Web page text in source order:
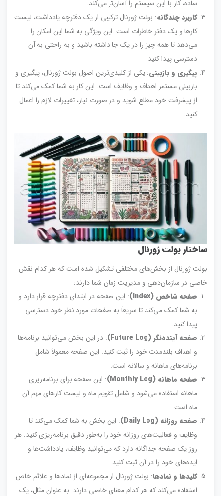
ساده، کار با این سیستم را آسان‌تر می‌کند.
کاربرد چندگانه: بولت ژورنال ترکیبی از یک دفترچه یادداشت، لیست
کارها و یک دفتر خاطرات است. این ویژگی به شما این امکان را
می‌دهد تا همه چیز را در یک جا داشته باشید و به راحتی به آن
دسترسی پیدا کنید.
پیگیری و بازبینی: یکی از کلیدی‌ترین اصول بولت ژورنال، پیگیری و
بازبینی مستمر اهداف و وظایف است. این کار به شما کمک می‌کند تا
از پیشرفت خود مطلع شوید و در صورت نیاز، تغییرات لازم را اعمال
کنید.
ساختار بولت ژورنال
بولت ژورنال از بخش‌های مختلفی تشکیل شده است که هر کدام نقش
خاصی در سازمان‌دهی و مدیریت زمان شما دارند:
صفحه شاخص (Index)
: این صفحه در ابتدای دفترچه قرار دارد و
به شما کمک می‌کند تا سریعاً به صفحات مورد نظر خود دسترسی
پیدا کنید.
صفحه آینده‌نگر (Future Log)
: در این بخش می‌توانید برنامه‌ها
و اهداف بلندمدت خود را ثبت کنید. این صفحه معمولاً شامل
برنامه‌های ماهانه و سالانه است.
صفحه ماهانه (Monthly Log)
: این صفحه برای برنامه‌ریزی
ماهانه استفاده می‌شود و شامل تقویم ماه و لیست کارهای مهم آن
ماه است.
صفحه روزانه (Daily Log)
: این بخش به شما کمک می‌کند تا
وظایف و فعالیت‌های روزانه خود را به‌طور دقیق برنامه‌ریزی کنید. هر
روز یک صفحه جداگانه دارد که می‌توانید وظایف، یادداشت‌ها و
ایده‌های خود را در آن ثبت کنید.
کلیدها و نمادها: بولت ژورنال از مجموعه‌ای از نمادها و علائم خاص
استفاده می‌کند که هر کدام معنای خاصی دارند. به عنوان مثال، یک